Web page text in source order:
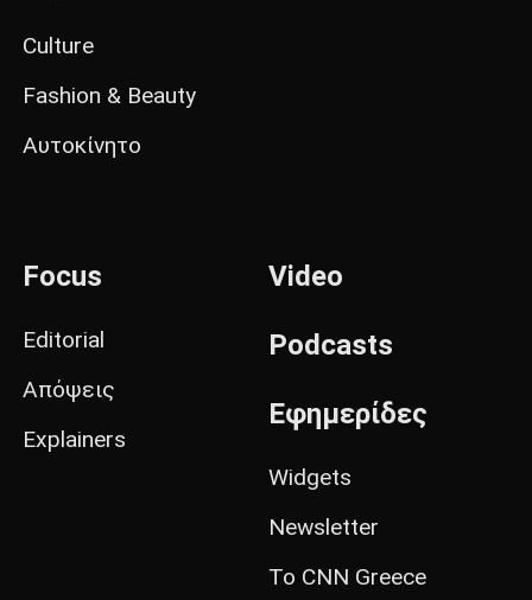
Culture
Fashion & Beauty
Αυτοκίνητο
Focus
Editorial
Απόψεις
Explainers
Video
Podcasts
Εφημερίδες
Widgets
Newsletter
Το CNN Greece